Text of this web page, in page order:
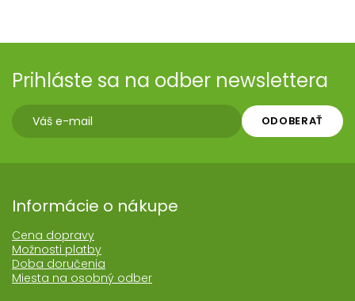
Prihláste sa na odber newslettera
ODOBERAŤ
Informácie o nákupe
Cena dopravy
Možnosti platby
Doba doručenia
Miesta na osobný odber